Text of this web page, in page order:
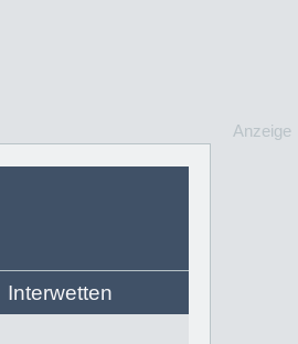
Interwetten
Anzeige